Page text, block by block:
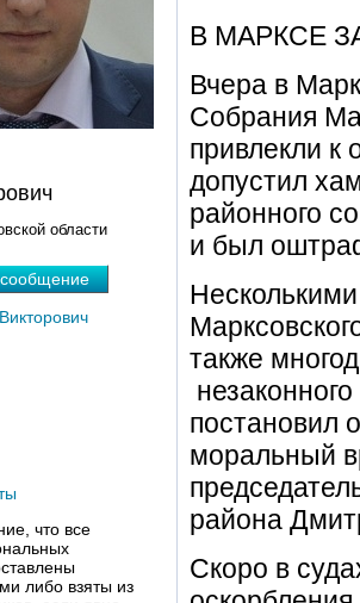
В МАРКСЕ
Вчера в
Собрания
привлекли к
допустил
районного
и был
также
постановил
моральный
района
Скоро в
области
что все
либо взяты из